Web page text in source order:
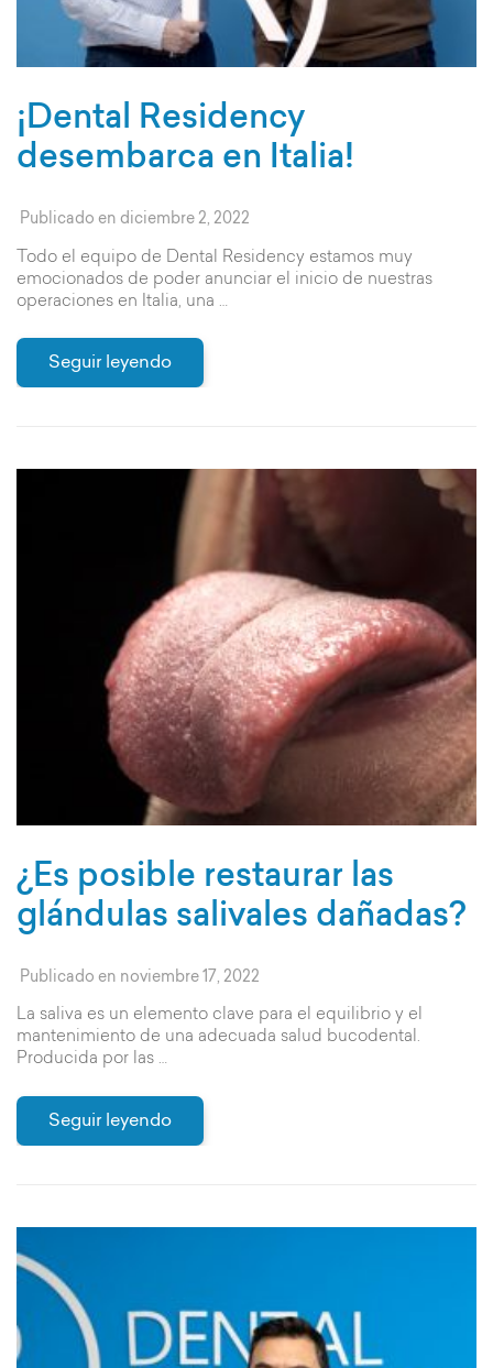
¡Dental Residency
desembarca en Italia!
Publicado en diciembre 2, 2022
Todo el equipo de Dental Residency estamos muy
emocionados de poder anunciar el inicio de nuestras
operaciones en Italia, una …
Seguir leyendo
¿Es posible restaurar las
glándulas salivales dañadas?
Publicado en noviembre 17, 2022
La saliva es un elemento clave para el equilibrio y el
mantenimiento de una adecuada salud bucodental.
Producida por las …
Seguir leyendo